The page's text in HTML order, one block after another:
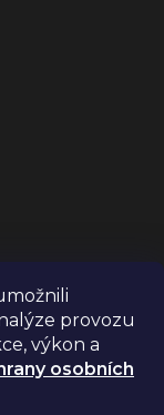
provozu
výkon a
osobních